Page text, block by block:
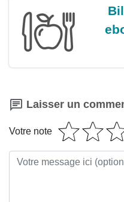
Laisser un
Votre note